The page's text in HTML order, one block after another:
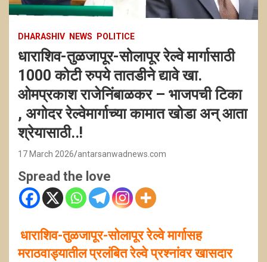
DHARASHIV NEWS POLITICE
धाराशिव-तुळजापूर-सोलापूर रेल्वे मार्गासाठी
1000 कोटी रुपये तातडीने द्यावे खा.
ओमप्रकाश राजेनिंबाळकर – भाजपची टिका
, अगोदर रेल्वेमार्गाच्या कामात खोडा अन् आता
श्रेयासाठी..!
17 March 2026 antarsanwadnews.com
Spread the love
धाराशिव-तुळजापूर-सोलापूर रेल्वे मार्गासह
मराठवाड्यातील प्रलंबित रेल्वे प्रश्नांवर खासदार